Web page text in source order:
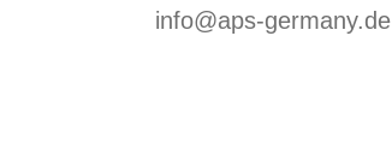
info@aps-germany.de